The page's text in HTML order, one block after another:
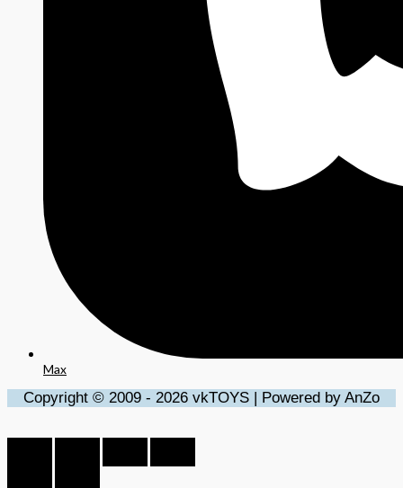
Max
Copyright © 2009 - 2026 vkTOYS | Powered by AnZo